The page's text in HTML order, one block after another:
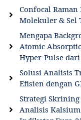
Confocal
Molekuler & Sel
Mengapa
Atomic
Hyper-Pulse dari
Solusi Analisis
Efisien dengan
Strategi Skrining
Analisis Kalsium